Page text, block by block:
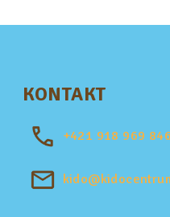
KONTAKT
+421 918 969 846